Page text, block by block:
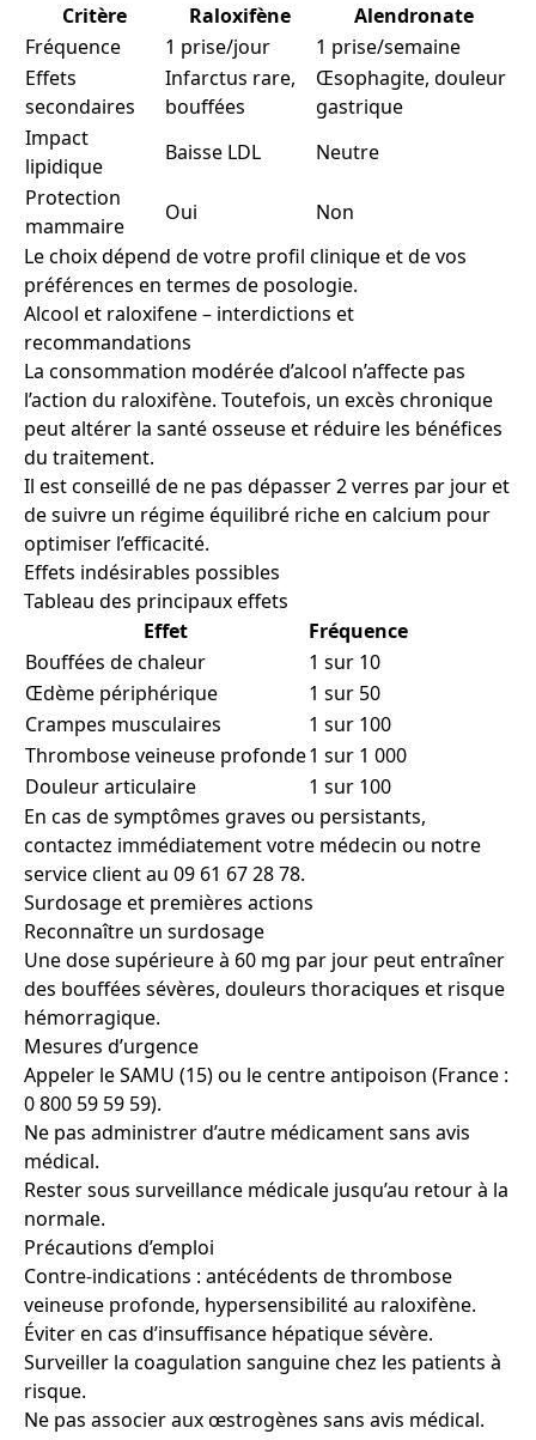
Critère
Raloxifène
Alendronate
Fréquence
1 prise/jour
1 prise/semaine
Effets
secondaires
Infarctus rare,
bouffées
Œsophagite, douleur
gastrique
Impact
lipidique
Baisse LDL
Neutre
Protection
mammaire
Oui
Non
Le choix dépend de votre profil clinique et de vos
préférences en termes de posologie.
Alcool et raloxifene – interdictions et
recommandations
La consommation modérée d’alcool n’affecte pas
l’action du raloxifène. Toutefois, un excès chronique
peut altérer la santé osseuse et réduire les bénéfices
du traitement.
Il est conseillé de ne pas dépasser 2 verres par jour et
de suivre un régime équilibré riche en calcium pour
optimiser l’efficacité.
Effets indésirables possibles
Tableau des principaux effets
Effet
Fréquence
Bouffées de chaleur
1 sur 10
Œdème périphérique
1 sur 50
Crampes musculaires
1 sur 100
Thrombose veineuse profonde1 sur 1 000
Douleur articulaire
1 sur 100
En cas de symptômes graves ou persistants,
contactez immédiatement votre médecin ou notre
service client au 09 61 67 28 78.
Surdosage et premières actions
Reconnaître un surdosage
Une dose supérieure à 60 mg par jour peut entraîner
des bouffées sévères, douleurs thoraciques et risque
hémorragique.
Mesures d’urgence
Appeler le SAMU (15) ou le centre antipoison (France :
0 800 59 59 59).
Ne pas administrer d’autre médicament sans avis
médical.
Rester sous surveillance médicale jusqu’au retour à la
normale.
Précautions d’emploi
Contre-indications : antécédents de thrombose
veineuse profonde, hypersensibilité au raloxifène.
Éviter en cas d’insuffisance hépatique sévère.
Surveiller la coagulation sanguine chez les patients à
risque.
Ne pas associer aux œstrogènes sans avis médical.